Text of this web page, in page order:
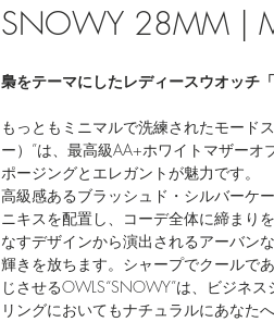
SNOWY 28MM |
梟をテーマにしたレディースウオッチ
もっともミニマルで洗練されたモード
ー）”は、最高級AA+ホワイトマザー
ポージングとエレガントが魅力です。
高級感あるブラッシュド・シルバーケ
ニキスを配置し、コーデ全体に締まり
なすデザインから演出されるアーバン
輝きを放ちます。シャープでクールで
じさせるOWLS“SNOWY”は、ビジネ
リングにおいてもナチュラルにあなた